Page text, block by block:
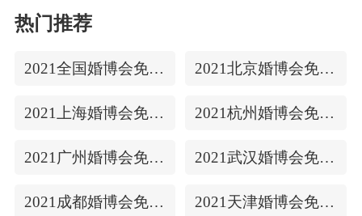
热门推荐
2021全国婚博会免费门票 2021北京婚博会免费门票
2021上海婚博会免费门票 2021杭州婚博会免费门票
2021广州婚博会免费门票 2021武汉婚博会免费门票
2021成都婚博会免费门票 2021天津婚博会免费门票